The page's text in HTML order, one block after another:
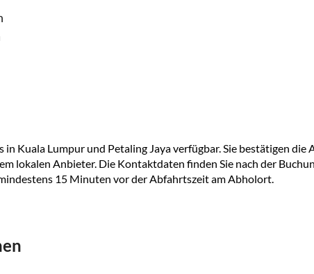
Kuala Lumpur und Petaling Jaya verfügbar. Sie bestätigen die
lokalen Anbieter. Die Kontaktdaten finden Sie nach der
15 Minuten vor der Abfahrtszeit am Abholort.